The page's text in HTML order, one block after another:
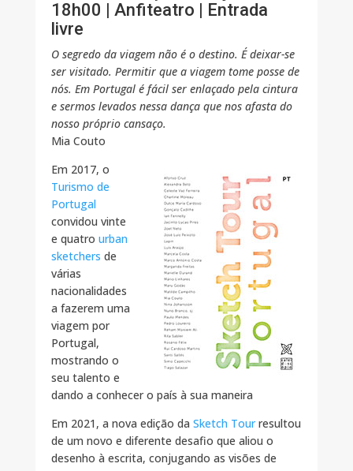
18h00 | Anfiteatro | Entrada
livre
O segredo da viagem não é o destino. É deixar-se
ser visitado. Permitir que a viagem tome posse de
nós. Em Portugal é fácil ser enlaçado pela cintura
e sermos levados nessa dança que nos afasta do
nosso próprio cansaço.
Mia Couto
Em 2017, o
Turismo de
Portugal
convidou vinte
e quatro urban
sketchers de
várias
nacionalidades
a fazerem uma
viagem por
Portugal,
mostrando o
seu talento e
dando a conhecer o país à sua maneira
Em 2021, a nova edição da Sketch Tourresultou
de um novo e diferente desafio que aliou o
desenho à escrita, conjugando as visões de